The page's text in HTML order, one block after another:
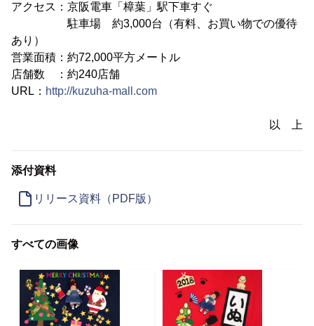
アクセス：京阪電車「樟葉」駅下車すぐ
駐車場 約3,000台（有料、お買い物での優待
あり）
営業面積：約72,000平方メートル
店舗数 ：約240店舗
URL： http://kuzuha-mall.com
以 上
添付資料
リリース資料（PDF版）
すべての画像